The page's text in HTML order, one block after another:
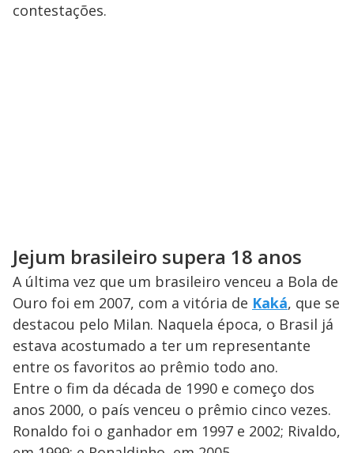
contestações.
Jejum brasileiro supera 18 anos
A última vez que um brasileiro venceu a Bola de
Ouro foi em 2007, com a vitória de Kaká, que se
destacou pelo Milan. Naquela época, o Brasil já
estava acostumado a ter um representante
entre os favoritos ao prêmio todo ano.
Entre o fim da década de 1990 e começo dos
anos 2000, o país venceu o prêmio cinco vezes.
Ronaldo foi o ganhador em 1997 e 2002; Rivaldo,